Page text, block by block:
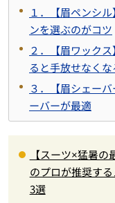
１．【眉ペンシ
ンを選ぶのがコツ
２．【眉ワック
ると手放せなくな
３．【眉シェー
ーバーが最適
【スーツ×猛暑
のプロが推奨す
3選